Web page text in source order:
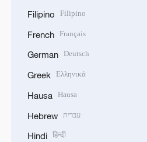
Filipino Filipino
French Français
German Deutsch
Greek Ελληνικά
Hausa Hausa
Hebrew עברית
Hindi हिन्दी